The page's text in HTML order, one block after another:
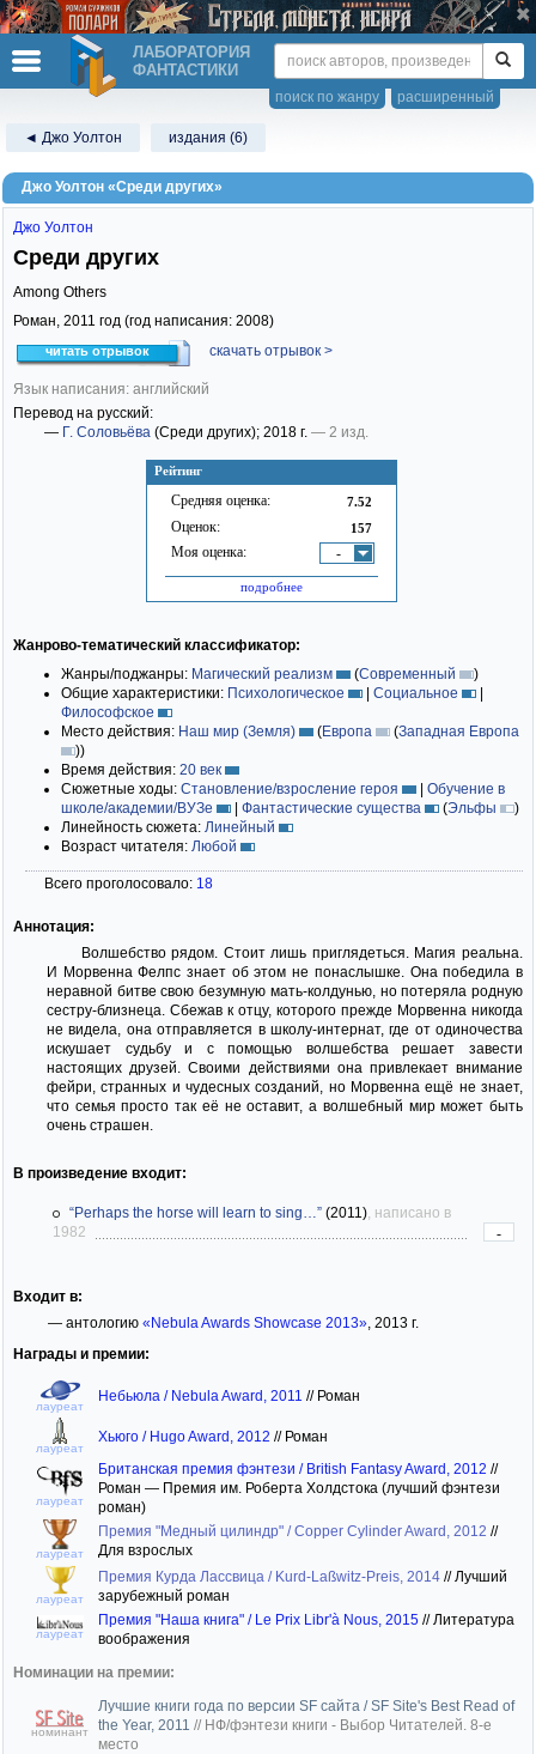
ЛАБОРАТОРИЯ
ФАНТАСТИКИ
расширенный
поиск по жанру
◄ Джо Уолтон издания (6)
Джо Уолтон «Среди других»
Рейтинг
Средняя оценка: 7.52
Оценок: 157
Моя оценка: -
подробнее
Джо Уолтон
Среди других
Among Others
Роман, 2011 год (год написания: 2008)
читать отрывок скачать отрывок >
Язык написания: английский
Перевод на русский:
— Г. Соловьёва (Среди других); 2018 г. — 2 изд.
Жанрово-тематический классификатор:
Жанры/поджанры: Магический реализм (Современный
)
Общие характеристики: Психологическое | Социальное
|
Философское
Место действия: Наш мир (Земля) (Европа (Западная Европа
))
Время действия: 20 век
Сюжетные ходы: Становление/взросление героя | Обучение в
школе/академии/ВУЗе
| Фантастические существа (Эльфы
)
Линейность сюжета: Линейный
Возраст читателя: Любой
Всего проголосовало: 18
Аннотация:
Волшебство рядом. Стоит лишь приглядеться. Магия реальна.
И Морвенна Фелпс знает об этом не понаслышке. Она победила в
неравной битве свою безумную мать-колдунью, но потеряла родную
сестру-близнеца. Сбежав к отцу, которого прежде Морвенна никогда
не видела, она отправляется в школу-интернат, где от одиночества
искушает судьбу и с помощью волшебства решает завести
настоящих друзей. Своими действиями она привлекает внимание
фейри, странных и чудесных созданий, но Морвенна ещё не знает,
что семья просто так её не оставит, а волшебный мир может быть
очень страшен.
В произведение входит:
“Perhaps the horse will learn to sing…” (2011) , написано в
1982
-
Входит в:
— антологию «Nebula Awards Showcase 2013», 2013 г.
Награды и премии:
лауреат
Небьюла / Nebula Award, 2011 // Роман
лауреат
Хьюго / Hugo Award, 2012 // Роман
лауреат
Британская премия фэнтези / British Fantasy Award, 2012 //
Роман — Премия им. Роберта Холдстока (лучший фэнтези
роман)
лауреат
Премия "Медный цилиндр" / Copper Cylinder Award, 2012 //
Для взрослых
лауреат
Премия Курда Лассвица / Kurd-Laßwitz-Preis, 2014 // Лучший
зарубежный роман
лауреат
Премия "Наша книга" / Le Prix Libr'à Nous, 2015 // Литература
воображения
Номинации на премии:
номинант
Лучшие книги года по версии SF сайта / SF Site's Best Read of
the Year, 2011 // НФ/фэнтези книги - Выбор Читателей. 8-е
место